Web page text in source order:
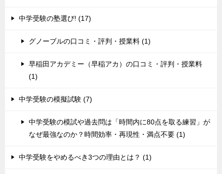
中学受験の塾選び! (17)
グノーブルの口コミ・評判・授業料 (1)
早稲田アカデミー（早稲アカ）の口コミ・評判・授業料
(1)
中学受験の模擬試験 (7)
中学受験の模試や過去問は「時間内に80点を取る練習」が
なぜ最強なのか？時間効率・再現性・満点不要 (1)
中学受験をやめるべき3つの理由とは？ (1)